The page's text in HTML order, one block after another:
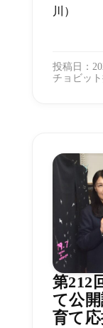
川）
投稿日：
チョビッ
第212
て公
育て